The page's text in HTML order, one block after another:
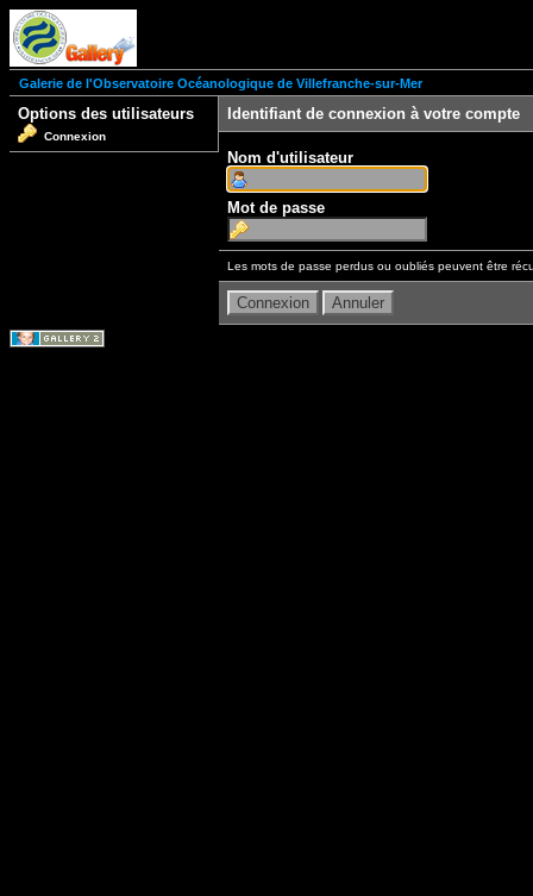
Galerie de l'Observatoire Océanologique de Villefranche-sur-Mer
Options des utilisateurs
Connexion
Identifiant de connexion à votre compte
Nom d'utilisateur
Mot de passe
Les mots de passe perdus ou oubliés peuvent être